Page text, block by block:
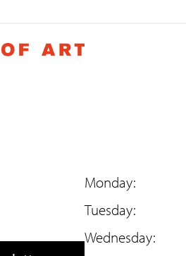
Monday:
Tuesday:
Wednesday: